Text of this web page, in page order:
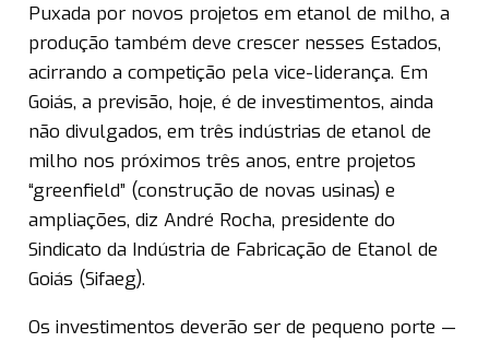
Puxada por novos projetos em etanol de milho, a
produção também deve crescer nesses Estados,
acirrando a competição pela vice-liderança. Em
Goiás, a previsão, hoje, é de investimentos, ainda
não divulgados, em três indústrias de etanol de
milho nos próximos três anos, entre projetos
“greenfield” (construção de novas usinas) e
ampliações, diz André Rocha, presidente do
Sindicato da Indústria de Fabricação de Etanol de
Goiás (Sifaeg).
Os investimentos deverão ser de pequeno porte —